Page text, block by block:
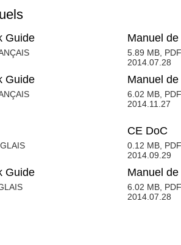
Guide Manuel
5.89 MB,
2014.07.28
Guide Manuel
6.02 MB,
2014.11.27
CE DoC
0.12 MB,
2014.09.29
Guide Manuel
6.02 MB,
2014.07.28